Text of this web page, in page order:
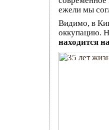
ежели мы
Видимо, в
оккупацию.
находится